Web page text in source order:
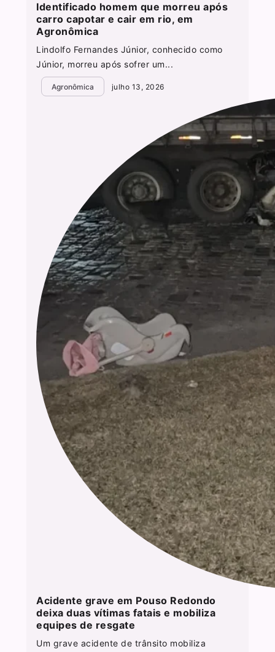
Identificado homem que morreu após
carro capotar e cair em rio, em
Agronômica
Lindolfo Fernandes Júnior, conhecido como
Júnior, morreu após sofrer um...
Agronômica julho 13, 2026
Acidente grave em Pouso Redondo
deixa duas vítimas fatais e mobiliza
equipes de resgate
Um grave acidente de trânsito mobiliza